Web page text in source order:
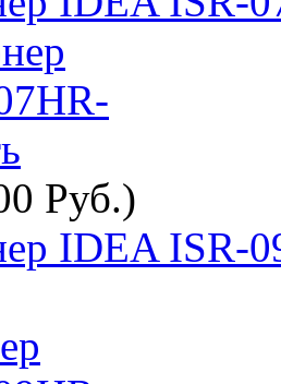
Руб.)
IDEA ISR-